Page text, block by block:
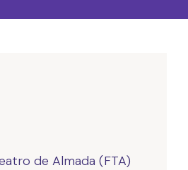
de Almada (FTA)